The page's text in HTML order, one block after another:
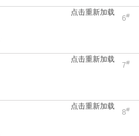
点击重新加载
6#
点击重新加载
7#
点击重新加载
8#